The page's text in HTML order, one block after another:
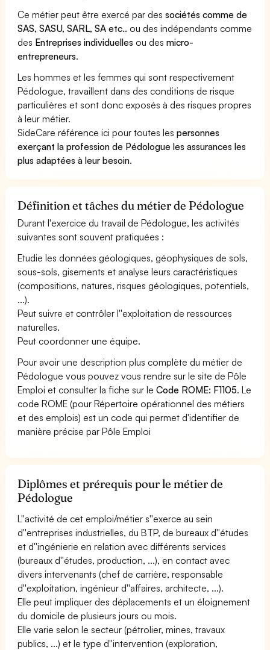
Ce métier peut être exercé par dessociétés comme de
SAS, SASU, SARL, SA etc.. ou des indépendants comme
des Entreprises individuelles ou desmicro-
entrepreneurs.
Les hommes et les femmes qui sont respectivement
Pédologue, travaillent dans des conditions de risque
particulières et sont donc exposés à des risques propres
à leur métier.
SideCare référence ici pour toutes lespersonnes
exerçant la profession de Pédologue les assurances les
plus adaptées à leur besoin.
Définition et tâches du métier de Pédologue
Durant l'exercice du travail de Pédologue, les activités
suivantes sont souvent pratiquées :
Etudie les données géologiques, géophysiques de sols,
sous-sols, gisements et analyse leurs caractéristiques
(compositions, natures, risques géologiques, potentiels,
...).
Peut suivre et contrôler l''exploitation de ressources
naturelles.
Peut coordonner une équipe.
Pour avoir une description plus complète du métier de
Pédologue vous pouvez vous rendre sur le site de Pôle
Emploi et consulter la fiche sur leCode ROME: F1105. Le
code ROME (pour Répertoire opérationnel des métiers
et des emplois) est un code qui permet d'identifier de
manière précise par Pôle Emploi
Diplômes et prérequis pour le métier de
Pédologue
L''activité de cet emploi/métier s''exerce au sein
d''entreprises industrielles, du BTP, de bureaux d''études
et d''ingénierie en relation avec différents services
(bureaux d''études, production, ...), en contact avec
divers intervenants (chef de carrière, responsable
d''exploitation, ingénieur d''affaires, architecte, ...).
Elle peut impliquer des déplacements et un éloignement
du domicile de plusieurs jours ou mois.
Elle varie selon le secteur (pétrolier, mines, travaux
publics, ...) et le type d''intervention (exploration,